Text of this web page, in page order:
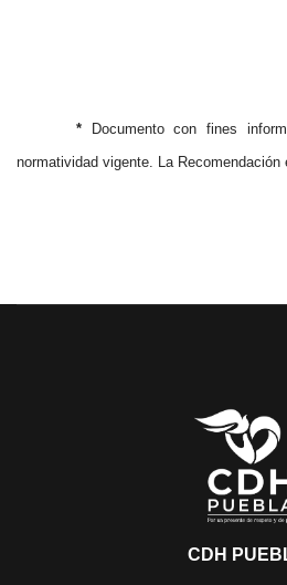
*
Documento con fines
normatividad vigente. La
CDH